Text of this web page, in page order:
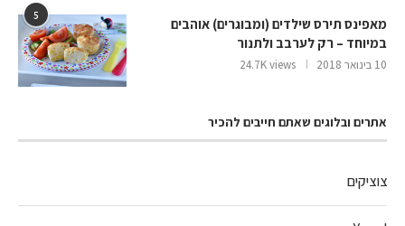
5
מאפינס תירס שילדים (ומבוגרים) אוהבים
במיוחד – רק לערבב ולתנור
10 בינואר 2018 24.7K views
אתרים ובלוגים שאתם חייבים להכיר
צוציקים